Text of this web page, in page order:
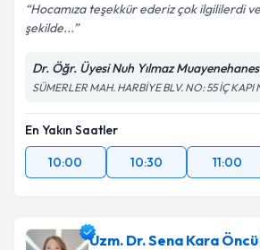
Kişisel verilerimin işlenmesine
Hocamıza teşekkür ederiz çok ilgililerdi
şekilde...
Dr. Öğr. Üyesi Nuh Yılmaz
SÜMERLER MAH. HARBİYE BLV. NO: 55 İÇ KAPI
En Yakın Saatler
10:00
10:30 11:00
Uzm. Dr. Sena Kara Öncü